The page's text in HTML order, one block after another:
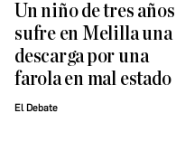
Un niño de tres años
sufre en Melilla una
descarga por una
farola en mal estado
El Debate